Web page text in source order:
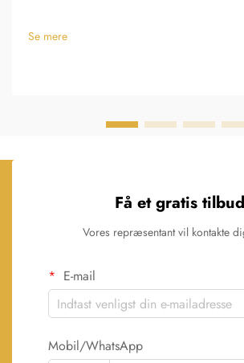
Se mere
Få et gratis tilbud
Vores repræsentant vil kontakte
E-mail
Mobil/WhatsApp